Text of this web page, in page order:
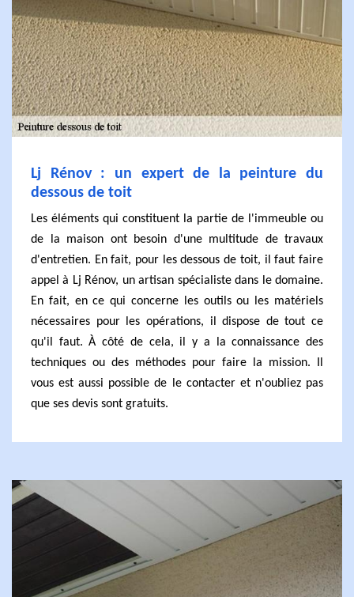
Lj Rénov : un expert de la peinture du
dessous de toit
Les éléments qui constituent la partie de l'immeuble ou
de la maison ont besoin d'une multitude de travaux
d'entretien. En fait, pour les dessous de toit, il faut faire
appel à Lj Rénov, un artisan spécialiste dans le domaine.
En fait, en ce qui concerne les outils ou les matériels
nécessaires pour les opérations, il dispose de tout ce
qu'il faut. À côté de cela, il y a la connaissance des
techniques ou des méthodes pour faire la mission. Il
vous est aussi possible de le contacter et n'oubliez pas
que ses devis sont gratuits.